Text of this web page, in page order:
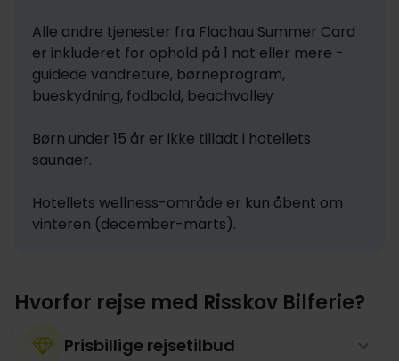
Alle andre tjenester fra Flachau Summer Card
er inkluderet for ophold på 1 nat eller mere -
guidede vandreture, børneprogram,
bueskydning, fodbold, beachvolley
Børn under 15 år er ikke tilladt i hotellets
saunaer.
Hotellets wellness-område er kun åbent om
vinteren (december-marts).
Hvorfor rejse med Risskov Bilferie?
Prisbillige rejsetilbud